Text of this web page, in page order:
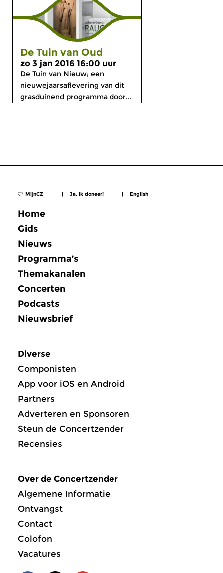
De Tuin van Oud
zo 3 jan 2016 16:00 uur
De Tuin van Nieuw; een
nieuwejaarsaflevering van dit
grasduinend programma door...
MijnCZ | Ja, ik doneer! | English
Home
Gids
Nieuws
Programma’s
Themakanalen
Concerten
Podcasts
Nieuwsbrief
Diverse
Componisten
App voor iOS en Android
Partners
Adverteren en Sponsoren
Steun de Concertzender
Recensies
Over de Concertzender
Algemene Informatie
Ontvangst
Contact
Colofon
Vacatures